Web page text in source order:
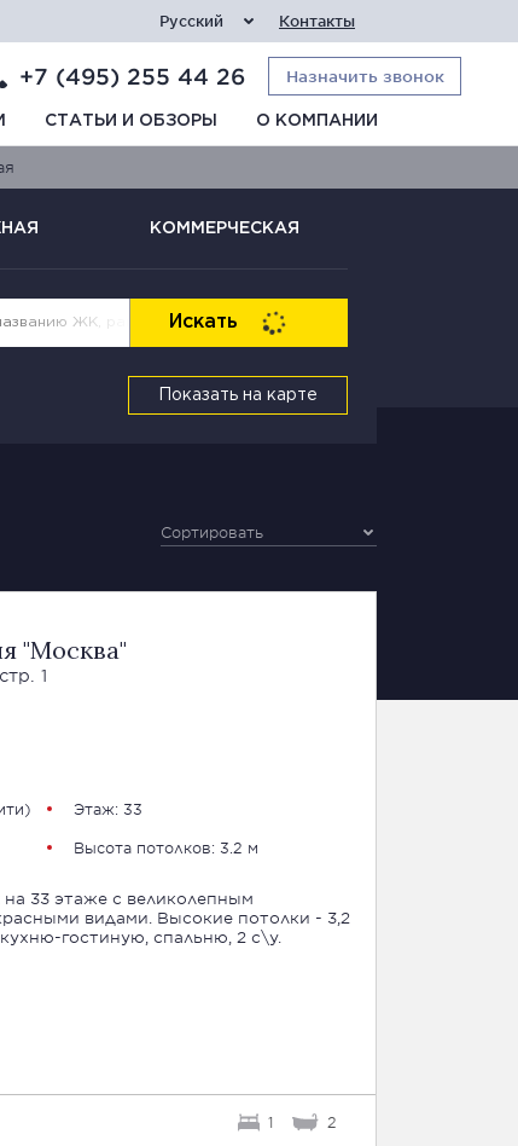
Русский Контакты
+7 (495) 255 44 26 Назначить звонок
СТАТЬИ И ОБЗОРЫ О КОМПАНИИ
КОММЕРЧЕСКАЯ
Искать
Показать на карте
Сортировать
"Москва"
1
)
Этаж: 33
Высота потолков: 3.2 м
33 этаже с великолепным
видами. Высокие потолки - 3,2
кухню-гостиную, спальню, 2 с\у.
1 2